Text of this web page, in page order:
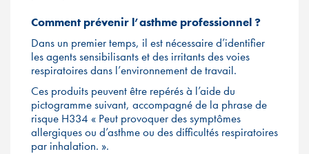
Comment prévenir l’asthme professionnel ?
Dans un premier temps, il est nécessaire d’identifier
les agents sensibilisants et des irritants des voies
respiratoires dans l’environnement de travail.
Ces produits peuvent être repérés à l’aide du
pictogramme suivant, accompagné de la phrase de
risque H334 « Peut provoquer des symptômes
allergiques ou d’asthme ou des difficultés respiratoires
par inhalation. ».